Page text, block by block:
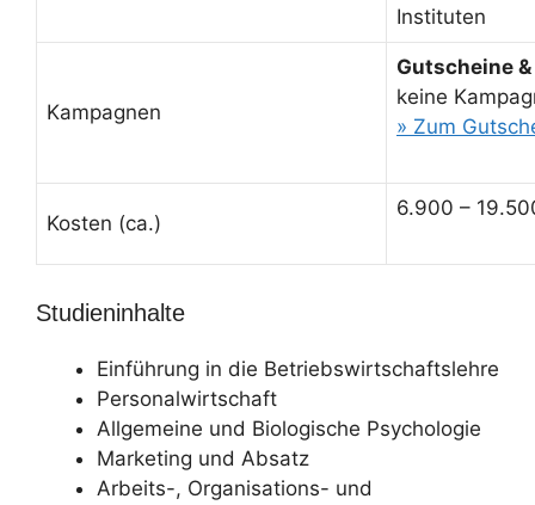
Instituten
Kampagnen
Gutscheine
keine
» Zum
Kosten (ca.)
6.900 –
Studieninhalte
Einführung in die Betriebswirtschaftslehre
Personalwirtschaft
Allgemeine und Biologische Psychologie
Marketing und Absatz
Arbeits-, Organisations- und